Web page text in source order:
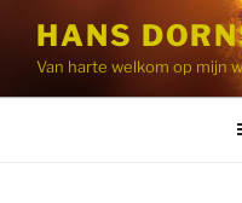
inhoud
HANS
Van harte welkom op mijn